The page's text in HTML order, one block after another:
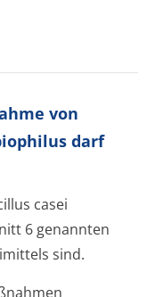
von
darf
casei
6 genannten
sind.